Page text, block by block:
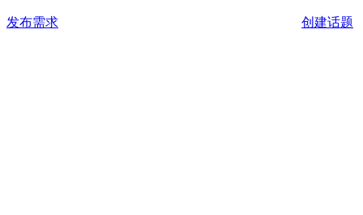
发布需求 创建话题